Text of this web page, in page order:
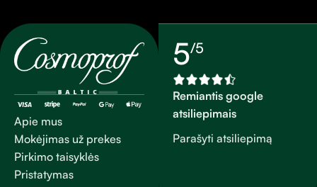
(Blemish Balm) yra skirtas
trūkumus, išlyginti odos
toną. Odos spalva tampa
lygi ir spindinti.
Apie mus
Mokėjimas už prekes
Pirkimo taisyklės
Pristatymas
5/5
Remiantis google
atsiliepimais
Parašyti atsiliepimą